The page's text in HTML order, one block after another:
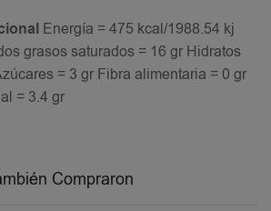
Energía = 475 kcal/1988.54 kj
grasos saturados = 16 gr Hidratos
= 3 gr Fibra alimentaria = 0 gr
= 3.4 gr
Compraron